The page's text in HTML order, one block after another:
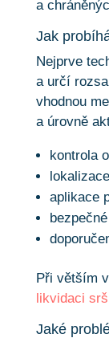
a
Jak
Nejprve
a určí
vhodnou
a úrovně
kontrola
aplikace
Při větším
likvidaci
Jaké